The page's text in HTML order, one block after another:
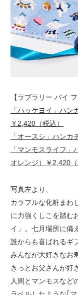
【ラブラリー バイ
「ハッケヨイ」ハン
￥2,420（税込）
「オースシ」ハンカ
「マンモスライフ
オレンジ）￥2,420（
写真左より、
カラフルな化粧まわ
に力強くしこを踏む
イ」。七月場所に備
誰からも喜ばれるギ
みんなが大好きなお
きっとお父さんが好
人間とマンモスなど